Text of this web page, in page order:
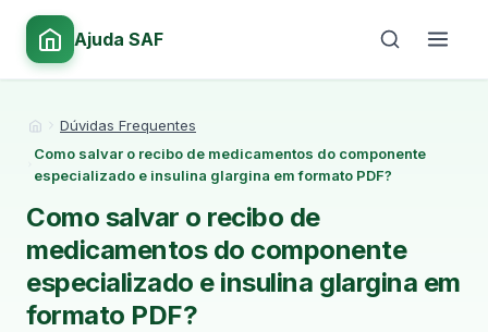
Ajuda SAF
Início
Dúvidas Frequentes
Como salvar o recibo de medicamentos do componente
especializado e insulina glargina em formato PDF?
Como salvar o recibo de
medicamentos do componente
especializado e insulina glargina em
formato PDF?